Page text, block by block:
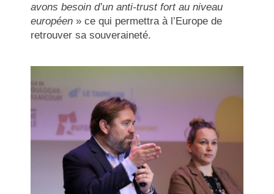
avons besoin d’un anti-trust fort au niveau
européen » ce qui permettra à l’Europe de
retrouver sa souveraineté.